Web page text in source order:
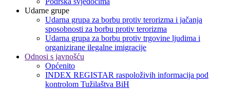
Udarne grupe
Udarna grupa za borbu protiv terorizma i jačanja
sposobnosti za borbu protiv terorizma
Udarna grupa za borbu protiv trgovine ljudima i
organizirane ilegalne imigracije
Odnosi s javnošću
Općenito
INDEX REGISTAR raspoloživih informacija pod
kontrolom Tužilaštva BiH